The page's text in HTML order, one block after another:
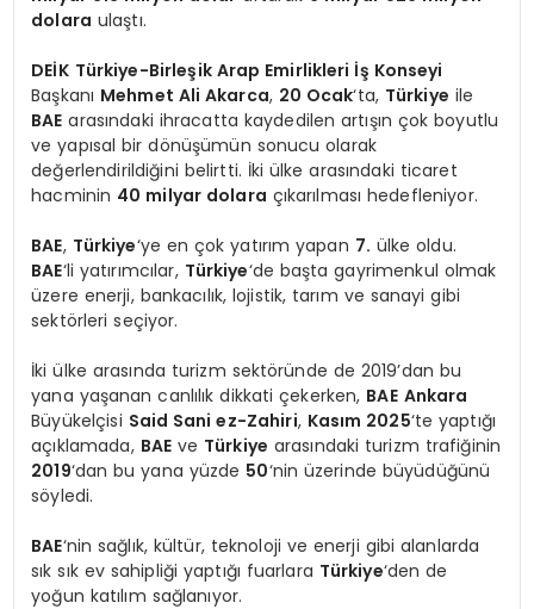
dolara ulaştı.
DEİK Türkiye-Birleşik Arap Emirlikleri İş Konseyi
Başkanı Mehmet Ali Akarca, 20 Ocak‘ta, Türkiye ile
BAE arasındaki ihracatta kaydedilen artışın çok boyutlu
ve yapısal bir dönüşümün sonucu olarak
değerlendirildiğini belirtti. İki ülke arasındaki ticaret
hacminin 40 milyar dolara çıkarılması hedefleniyor.
BAE, Türkiye‘ye en çok yatırım yapan 7. ülke oldu.
BAE‘li yatırımcılar, Türkiye‘de başta gayrimenkul olmak
üzere enerji, bankacılık, lojistik, tarım ve sanayi gibi
sektörleri seçiyor.
İki ülke arasında turizm sektöründe de 2019’dan bu
yana yaşanan canlılık dikkati çekerken, BAE Ankara
Büyükelçisi Said Sani ez-Zahiri, Kasım 2025‘te yaptığı
açıklamada, BAE ve Türkiye arasındaki turizm trafiğinin
2019‘dan bu yana yüzde 50‘nin üzerinde büyüdüğünü
söyledi.
BAE‘nin sağlık, kültür, teknoloji ve enerji gibi alanlarda
sık sık ev sahipliği yaptığı fuarlara Türkiye‘den de
yoğun katılım sağlanıyor.